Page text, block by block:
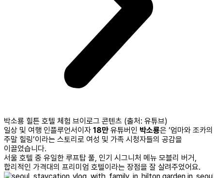
박소룡 힐튼 호텔 체험 브이로그 콘텐츠 (출처: 유튜브)
일상 및 여행 인플루언서이자 18만 유튜버인 박소룡은 ‘엄마와 조카의
주말 힐링’이라는 스토리로 여성 및 가족 시청자들의 공감을
이끌었습니다.
서울 호텔 중 유일한 루프탑 풀, 인기 시그니처 메뉴 모블리 버거,
합리적인 가격대의 프리미엄 호텔이라는 장점을 잘 살려주었어요.